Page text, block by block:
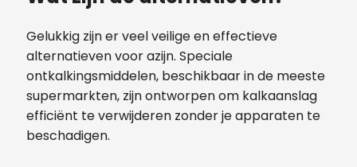
Gelukkig zijn er veel veilige en effectieve
alternatieven voor azijn. Speciale
ontkalkingsmiddelen, beschikbaar in de meeste
supermarkten, zijn ontworpen om kalkaanslag
efficiënt te verwijderen zonder je apparaten te
beschadigen.